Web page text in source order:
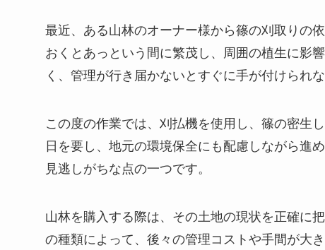
最近、ある山林のオーナー様から篠の刈取りの
おくとあっという間に繁茂し、周囲の植生に影
く、管理が行き届かないとすぐに手が付けられ
この度の作業では、刈払機を使用し、篠の密生
日を要し、地元の環境保全にも配慮しながら進
見逃しがちな点の一つです。
山林を購入する際は、その土地の現状を正確に
の種類によって、後々の管理コストや手間が大